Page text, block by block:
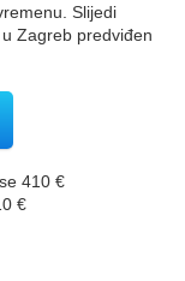
Slijedi
Zagreb predviđen
410 €
€